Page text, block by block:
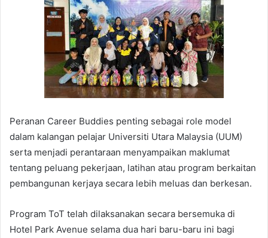
Peranan Career Buddies penting sebagai role model
dalam kalangan pelajar Universiti Utara Malaysia (UUM)
serta menjadi perantaraan menyampaikan maklumat
tentang peluang pekerjaan, latihan atau program berkaitan
pembangunan kerjaya secara lebih meluas dan berkesan.
Program ToT telah dilaksanakan secara bersemuka di
Hotel Park Avenue selama dua hari baru-baru ini bagi